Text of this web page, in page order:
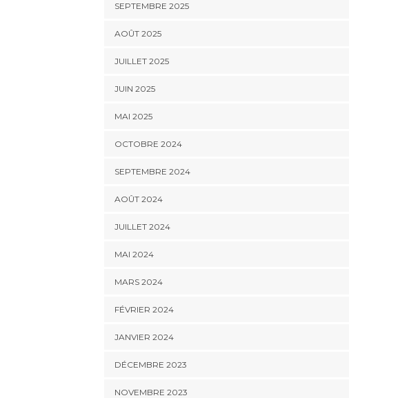
SEPTEMBRE 2025
AOÛT 2025
JUILLET 2025
JUIN 2025
MAI 2025
OCTOBRE 2024
SEPTEMBRE 2024
AOÛT 2024
JUILLET 2024
MAI 2024
MARS 2024
FÉVRIER 2024
JANVIER 2024
DÉCEMBRE 2023
NOVEMBRE 2023